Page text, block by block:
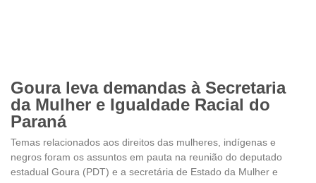
Goura leva demandas à Secretaria
da Mulher e Igualdade Racial do
Paraná
Temas relacionados aos direitos das mulheres, indígenas e
negros foram os assuntos em pauta na reunião do deputado
estadual Goura (PDT) e a secretária de Estado da Mulher e